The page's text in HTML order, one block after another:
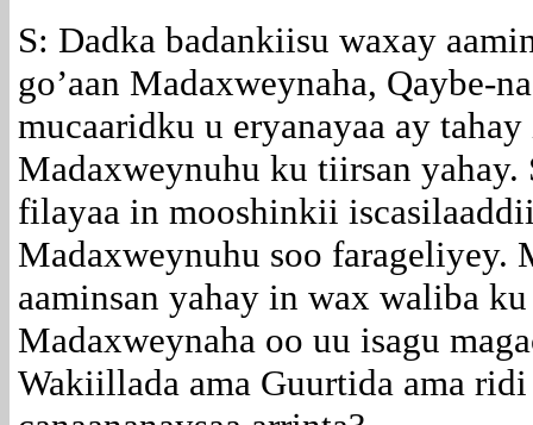
S: Dadka badankiisu waxay
go’aan Madaxweynaha, Qaybe-
mucaaridku u eryanayaa ay
Madaxweynuhu ku tiirsan yahay.
filayaa in mooshinkii
Madaxweynuhu soo farageliyey.
aaminsan yahay in wax waliba
Madaxweynaha oo uu isagu
Wakiillada ama Guurtida ama